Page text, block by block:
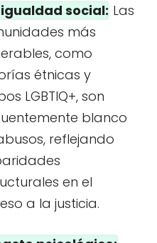
social: Las
más
como
étnicas y
LGBTIQ+, son
blanco
reflejando
en el
a la justicia.